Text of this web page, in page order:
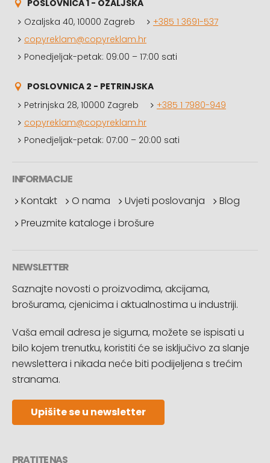
POSLOVNICA 1 - OZALJSKA
Ozaljska 40, 10000 Zagreb
+385 1 3691-537
copyreklam@copyreklam.hr
Ponedjeljak-petak: 09:00 – 17:00 sati
POSLOVNICA 2 - PETRINJSKA
Petrinjska 28, 10000 Zagreb
+385 1 7980-949
copyreklam@copyreklam.hr
Ponedjeljak-petak: 07:00 – 20:00 sati
INFORMACIJE
Kontakt
O nama Uvjeti poslovanja
Blog
Preuzmite kataloge i brošure
NEWSLETTER
Saznajte novosti o proizvodima, akcijama,
brošurama, cjenicima i aktualnostima u industriji.
Vaša email adresa je sigurna, možete se ispisati u
bilo kojem trenutku, koristiti će se isključivo za slanje
newslettera i nikada neće biti podijeljena s trećim
stranama.
Upišite se u newsletter
PRATITE NAS